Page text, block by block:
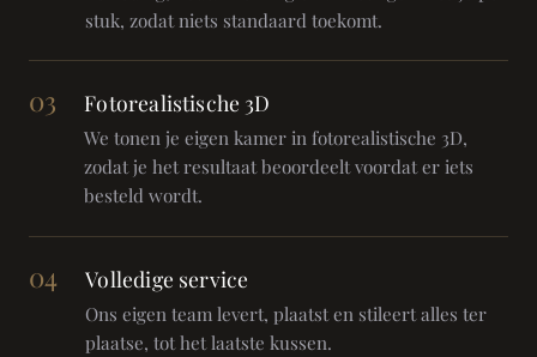
stuk, zodat niets standaard toekomt.
03 Fotorealistische 3D
We tonen je eigen kamer in fotorealistische 3D,
zodat je het resultaat beoordeelt voordat er iets
besteld wordt.
04 Volledige service
Ons eigen team levert, plaatst en stileert alles ter
plaatse, tot het laatste kussen.